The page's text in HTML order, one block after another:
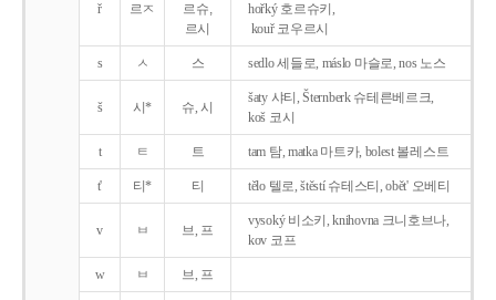
ř 르ㅈ
르슈,
르시
hořký 호르슈키,
kouř 코우르시
s ㅅ 스 sedlo 세들로, máslo 마슬로, nos 노스
š 시* 슈, 시
šaty 샤티, Šternberk 슈테른베르크,
koš 코시
t ㅌ 트 tam 탐, matka 마트카, bolest 볼레스트
t' 티* 티 tělo 텔로, štěstí 슈테스티, obět' 오베티
v ㅂ 브, 프
vysoký 비소키, knihovna 크니호브나,
kov 코프
w ㅂ 브, 프